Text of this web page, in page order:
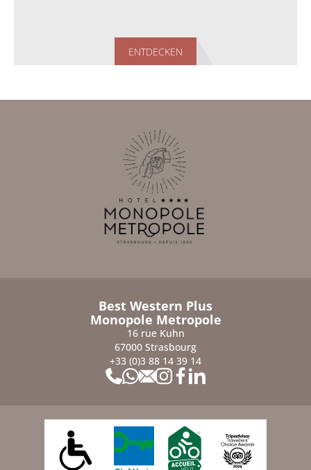
ENTDECKEN
Best Western Plus
Monopole Metropole
16 rue Kuhn
67000 Strasbourg
+33 (0)3 88 14 39 14